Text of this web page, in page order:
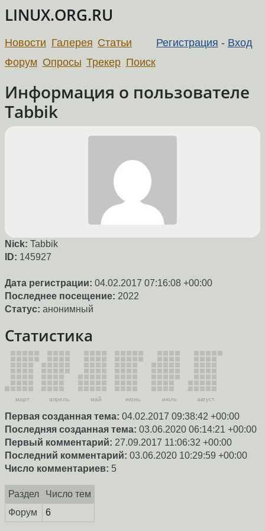
LINUX.ORG.RU
Регистрация - Вход
Новости Галерея Статьи
Форум Опросы Трекер Поиск
Информация о пользователе
Tabbik
Nick: Tabbik
ID: 145927
Дата регистрации: 04.02.2017 07:16:08 +00:00
Последнее посещение: 2022
Статус: анонимный
Статистика
март апрель май июнь июль август
Первая созданная тема: 04.02.2017 09:38:42 +00:00
Последняя созданная тема: 03.06.2020 06:14:21 +00:00
Первый комментарий: 27.09.2017 11:06:32 +00:00
Последний комментарий: 03.06.2020 10:29:59 +00:00
Число комментариев: 5
Раздел
Число тем
Форум
6